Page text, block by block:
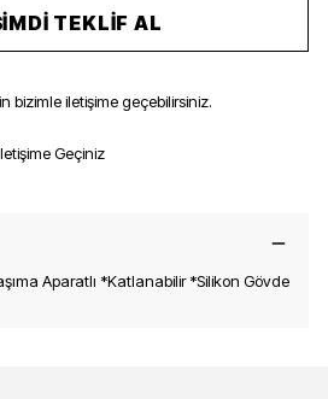
TEKLIF AL
bizimle iletişime geçebilirsiniz.
Geçiniz
Aparatlı *Katlanabilir *Silikon Gövde